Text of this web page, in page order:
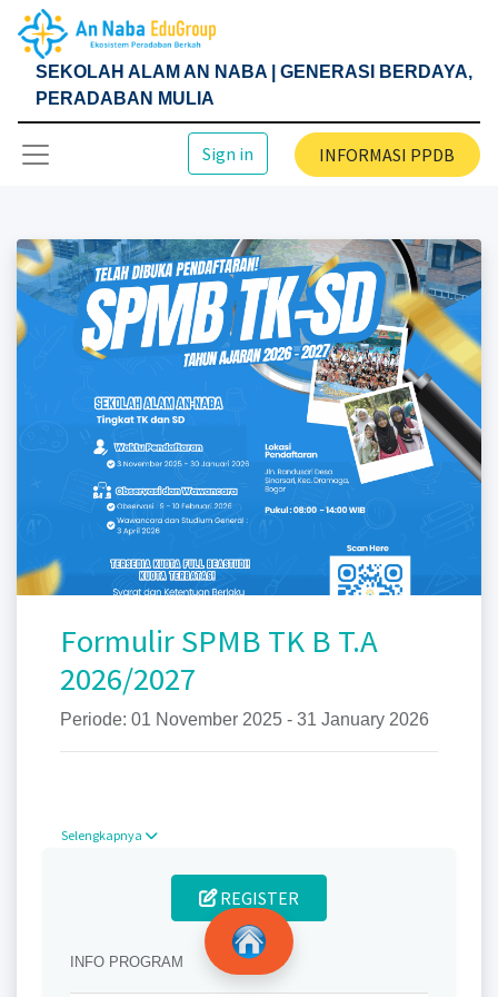
SEKOLAH ALAM AN NABA | GENERASI BERDAYA,
PERADABAN MULIA
Sign in INFORMASI PPDB
Formulir SPMB TK B T.A
2026/2027
Periode: 01 November 2025 - 31 January 2026
Selengkapnya
REGISTER
INFO PROGRAM